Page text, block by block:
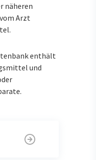
näheren
Arzt
enthält
und